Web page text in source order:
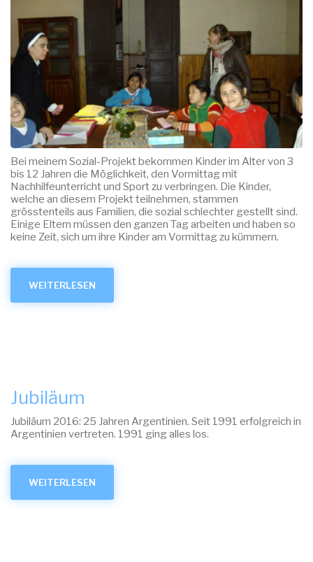
Bei meinem Sozial-Projekt bekommen Kinder im Alter von 3
bis 12 Jahren die Möglichkeit, den Vormittag mit
Nachhilfeunterricht und Sport zu verbringen. Die Kinder,
welche an diesem Projekt teilnehmen, stammen
grösstenteils aus Familien, die sozial schlechter gestellt sind.
Einige Eltern müssen den ganzen Tag arbeiten und haben so
keine Zeit, sich um ihre Kinder am Vormittag zu kümmern.
WEITERLESEN
FREIWILLIGEN-
Jubiläum
Jubiläum 2016: 25 Jahren Argentinien. Seit 1991 erfolgreich in
Argentinien vertreten. 1991 ging alles los.
WEITERLESEN